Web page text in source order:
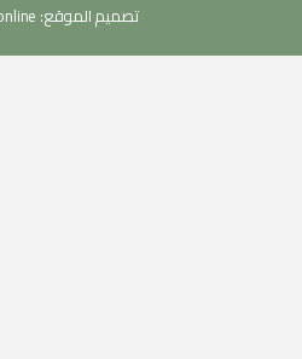
تصميم الموقع: